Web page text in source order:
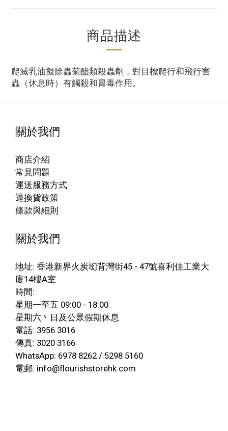
商品描述
爬滅乳油擬除蟲菊酯類殺蟲劑，對目標爬行和飛行害
蟲（休息時）有觸殺和胃毒作用。
關於我們
商店介紹
常見問題
運送服務方式
退換貨政策
條款與細則
關於我們
地址: 香港新界火炭㘭背灣街45 - 47號喜利佳工業大
廈14樓A室
時間:
星期一至五 09:00 - 18:00
星期六丶日及公眾假期休息
電話: 3956 3016
傳真: 3020 3166
WhatsApp: 6978 8262 / 5298 5160
電郵: info@flourishstorehk.com